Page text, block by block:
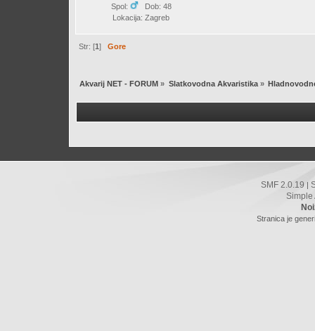
Spol:
Dob: 48
Lokacija: Zagreb
Str: [1]Gore
Akvarij NET - FORUM » Slatkovodna Akvaristika»
SMF 2.0.19
Simple
Stranica je